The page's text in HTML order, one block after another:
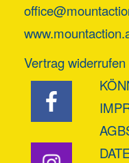
Vertrag widerrufen